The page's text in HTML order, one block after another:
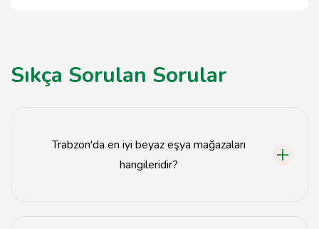
Sıkça Sorulan Sorular
Trabzon'da en iyi beyaz eşya mağazaları
hangileridir?